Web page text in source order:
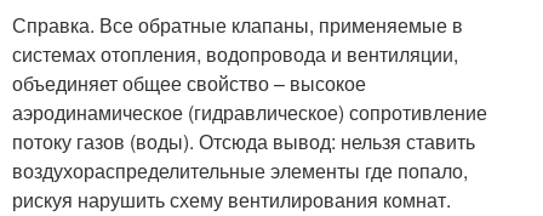
Справка. Все обратные клапаны, применяемые в
системах отопления, водопровода и вентиляции,
объединяет общее свойство – высокое
аэродинамическое (гидравлическое) сопротивление
потоку газов (воды). Отсюда вывод: нельзя ставить
воздухораспределительные элементы где попало,
рискуя нарушить схему вентилирования комнат.